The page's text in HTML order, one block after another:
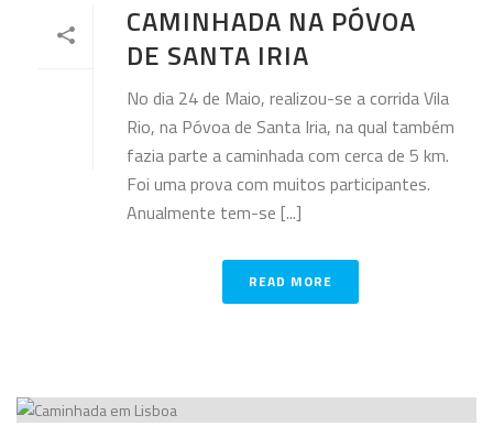
CAMINHADA NA PÓVOA
DE SANTA IRIA
No dia 24 de Maio, realizou-se a corrida Vila
Rio, na Póvoa de Santa Iria, na qual também
fazia parte a caminhada com cerca de 5 km.
Foi uma prova com muitos participantes.
Anualmente tem-se [...]
READ MORE